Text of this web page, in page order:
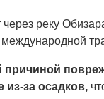
реку
причиной
за осадков,